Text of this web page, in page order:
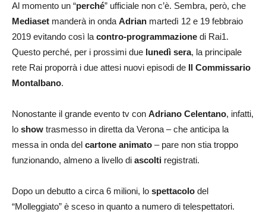
Al momento un “perché” ufficiale non c’è. Sembra, però, che
Mediaset manderà in onda Adrian martedì 12 e 19 febbraio
2019 evitando così la contro-programmazione di Rai1.
Questo perché, per i prossimi due lunedì sera, la principale
rete Rai proporrà i due attesi nuovi episodi de Il Commissario
Montalbano.
Nonostante il grande evento tv con Adriano Celentano, infatti,
lo show trasmesso in diretta da Verona – che anticipa la
messa in onda del cartone animato – pare non stia troppo
funzionando, almeno a livello di ascolti registrati.
Dopo un debutto a circa 6 milioni, lo spettacolo del
“Molleggiato” è sceso in quanto a numero di telespettatori.